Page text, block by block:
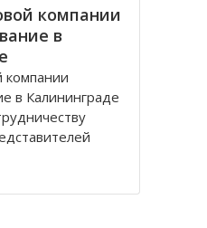
компании
в
компании
в Калининграде